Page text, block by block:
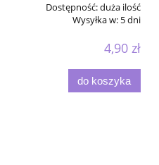
Dostępność:duża ilość
Wysyłka w: 5 dni
4,90 zł
do koszyka